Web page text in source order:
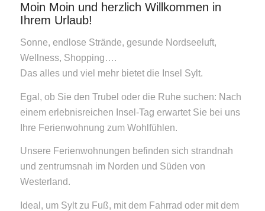
Moin Moin und herzlich Willkommen in
Ihrem Urlaub!
Sonne, endlose Strände, gesunde Nordseeluft,
Wellness, Shopping….
Das alles und viel mehr bietet die Insel Sylt.
Egal, ob Sie den Trubel oder die Ruhe suchen: Nach
einem erlebnisreichen Insel-Tag erwartet Sie bei uns
Ihre Ferienwohnung zum Wohlfühlen.
Unsere Ferienwohnungen befinden sich strandnah
und zentrumsnah im Norden und Süden von
Westerland.
Ideal, um Sylt zu Fuß, mit dem Fahrrad oder mit dem